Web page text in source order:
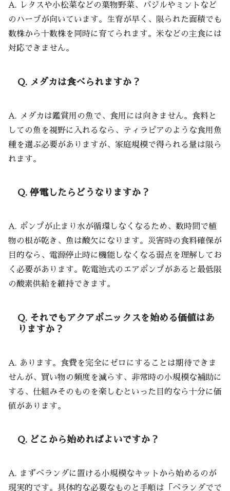
A. レタスや小松菜などの葉物野菜、バジルやミントなど
のハーブが向いています。生育が早く、限られた面積でも
数株から十数株を同時に育てられます。米などの主食には
対応できません。
Q. メダカは食べられますか？
A. メダカは鑑賞用の魚で、食用には向きません。食料と
しての魚を視野に入れるなら、ティラピアのような食用魚
種を選ぶ必要がありますが、家庭規模で得られる量は限ら
れます。
Q. 停電したらどうなりますか？
A. ポンプが止まり水が循環しなくなるため、数時間で植
物の根が乾き、魚は酸欠になります。災害時の食料確保が
目的なら、電源停止時に機能しなくなる弱点を理解してお
く必要があります。乾電池式のエアポンプがあると最低限
の酸素供給を維持できます。
Q. それでもアクアポニックスを始める価値はあ
りますか？
A. あります。食費を完全にゼロにすることは期待できま
せんが、買い物の頻度を減らす、非常時の小規模な補助に
する、仕組みそのものを楽しむといった目的なら十分に価
値があります。
Q. どこから始めればよいですか？
A. まずベランダに置ける小規模なキットから始めるのが
現実的です。具体的な必要なものと手順は「ベランダでで